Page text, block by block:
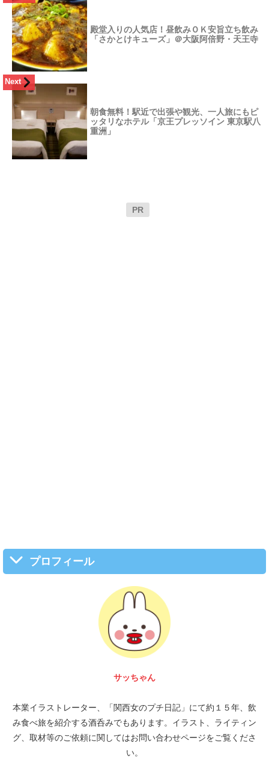
殿堂入りの人気店！昼飲みＯＫ安旨立ち飲み
「さかとけキューズ」＠大阪阿倍野・天王寺
Next
朝食無料！駅近で出張や観光、一人旅にもピ
ッタリなホテル「京王プレッソイン 東京駅八
重洲」
PR
プロフィール
サッちゃん
本業イラストレーター、「関西女のプチ日記」にて約１５年、飲
み食べ旅を紹介する酒呑みでもあります。イラスト、ライティン
グ、取材等のご依頼に関してはお問い合わせページをご覧くださ
い。